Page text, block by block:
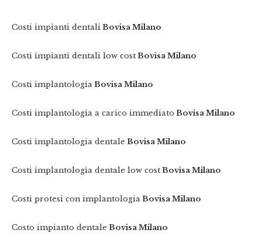
Costi impianti dentali Bovisa Milano
Costi impianti dentali low cost Bovisa Milano
Costi implantologia Bovisa Milano
Costi implantologia a carico immediato Bovisa Milano
Costi implantologia dentale Bovisa Milano
Costi implantologia dentale low cost Bovisa Milano
Costi protesi con implantologia Bovisa Milano
Costo impianto dentale Bovisa Milano